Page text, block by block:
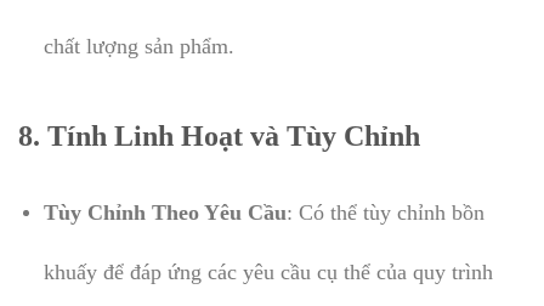
chất lượng sản phẩm.
8. Tính Linh Hoạt và Tùy Chỉnh
Tùy Chỉnh Theo Yêu Cầu: Có thể tùy chỉnh bồn
khuấy để đáp ứng các yêu cầu cụ thể của quy trình